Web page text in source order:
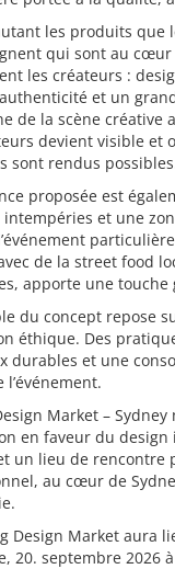
les produits que
qui sont au cœur
les créateurs :
et un
de la scène
devient visible et
sont rendus
proposée est
intempéries et une
de la street food
apporte une
du concept repose
éthique. Des
durables et une
l’événement.
Market – Sydney
en faveur du design
un lieu de rencontre
au cœur de
Design Market aura
20. septembre 2026